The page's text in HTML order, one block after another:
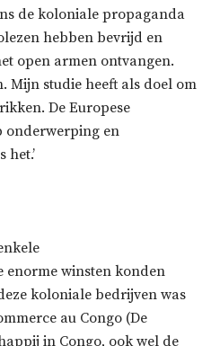
de koloniale propaganda
hebben bevrijd en
open armen ontvangen.
Mijn studie heeft als doel om
De Europese
onderwerping en
enorme winsten konden
koloniale bedrijven was
au Congo (De
in Congo, ook wel de